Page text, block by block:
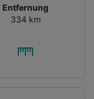
Entfernung
334 km